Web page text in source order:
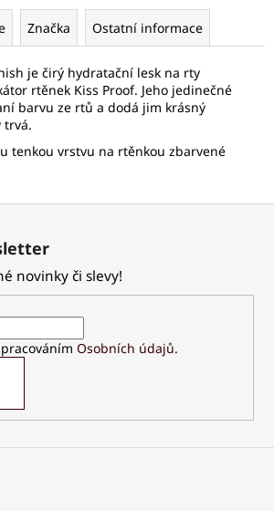
Značka Ostatní informace
je čirý hydratační lesk na rty
rtěnek Kiss Proof. Jeho jedinečné
barvu ze rtů a dodá jim krásný
trvá.
tenkou vrstvu na rtěnkou zbarvené
novinky či slevy!
Osobních údajů.